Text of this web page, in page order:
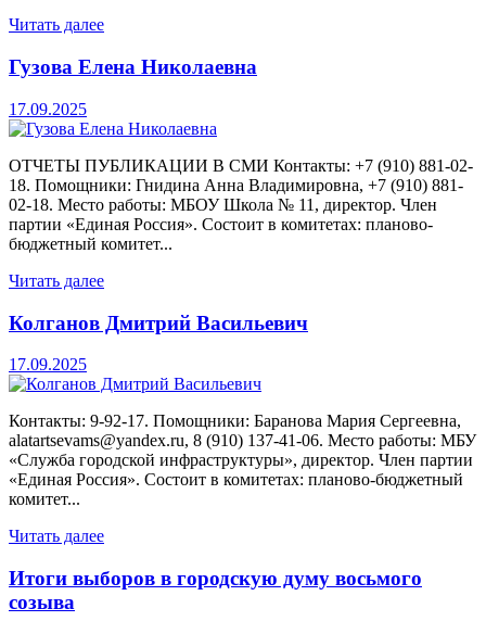
Читать далее
Гузова Елена Николаевна
17.09.2025
ОТЧЕТЫ ПУБЛИКАЦИИ В СМИ Контакты: +7 (910) 881-02-
18. Помощники: Гнидина Анна Владимировна, +7 (910) 881-
02-18. Место работы: МБОУ Школа № 11, директор. Член
партии «Единая Россия». Состоит в комитетах: планово-
бюджетный комитет...
Читать далее
Колганов Дмитрий Васильевич
17.09.2025
Контакты: 9-92-17. Помощники: Баранова Мария Сергеевна,
alatartsevams@yandex.ru, 8 (910) 137-41-06. Место работы: МБУ
«Служба городской инфраструктуры», директор. Член партии
«Единая Россия». Состоит в комитетах: планово-бюджетный
комитет...
Читать далее
Итоги выборов в городскую думу восьмого
созыва